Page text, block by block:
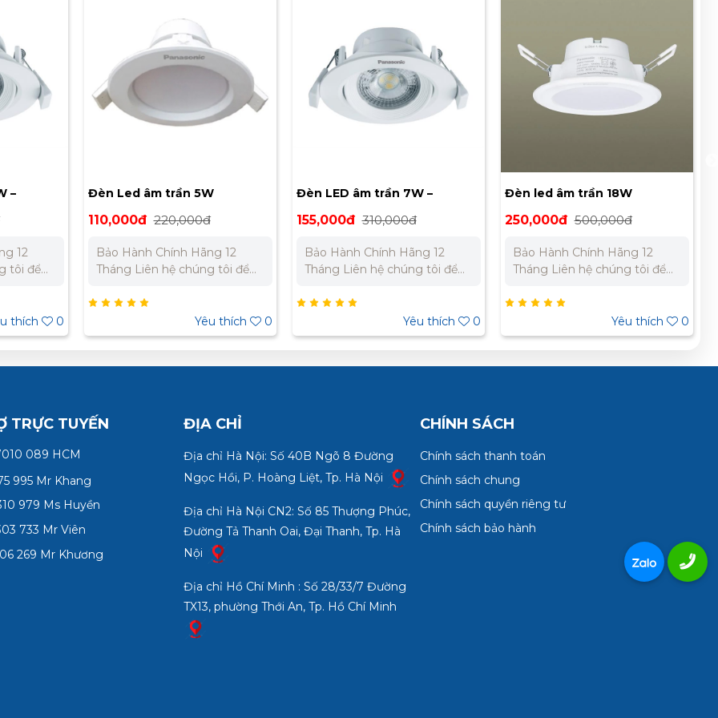
5W
5W
Hãng 12
0945 332
Yêu thích
Đèn LED âm trần 7W –
NNNC7624188 (Điều Chỉnh
155,000đ 310,000đ
Bảo Hành Chính Hãng 12
Tháng Liên hệ chúng tôi để
án. Miền Bắc : 0989 310 979
- 0973 106 269 Miền Nam:
0902 303 733 – 0945 332
Yêu thích
Đèn led âm trần 18W
Panasonic NNNC7596688
250,000đ 500,000đ
Bảo Hành Chính Hãng 12
Tháng Liên hệ chúng tôi để
án. Miền Bắc : 0989 310 979
- 0973 106 269 Miền Nam:
0902 303 733 – 0945 332
Yêu thích
Đèn LED âm trần 12W
Panasonic NNP73478
125,000đ 250,000đ
Bảo Hành Chính Hãng 12
Tháng Liên hệ chúng tôi để
án. Miền Bắc : 0989 310 979
- 0973 106 269 Miền Nam:
0902 303 733 – 0945 332
Yêu thích
TRỰC TUYẾN
089 HCM
995 Mr Khang
979 Ms Huyền
733 Mr Viên
269 Mr Khương
ĐỊA CHỈ
Địa chỉ Hà Nội: Số 40B Ngõ 8 Đường
Ngọc Hồi, P. Hoàng Liệt, Tp. Hà Nội
Địa chỉ Hà Nội CN2: Số 85 Thượng Phúc,
Đường Tả Thanh Oai, Đại Thanh, Tp. Hà
Nội
Địa chỉ Hồ Chí Minh : Số 28/33/7 Đường
TX13, phường Thới An, Tp. Hồ Chí Minh
CHÍNH SÁCH
Chính sách thanh toán
Chính sách chung
Chính sách quyền riêng tư
Chính sách bảo hành